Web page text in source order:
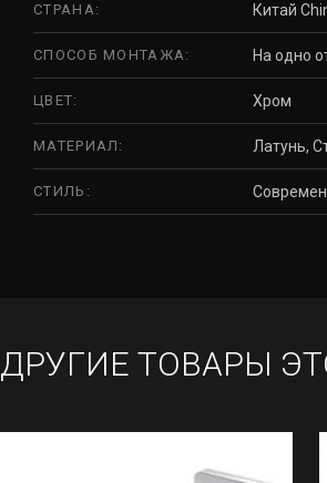
СТРАНА: Китай
СПОСОБ МОНТАЖА: На одно
ЦВЕТ: Хром
МАТЕРИАЛ: Латунь,
СТИЛЬ:
ДРУГИЕ ТОВАРЫ